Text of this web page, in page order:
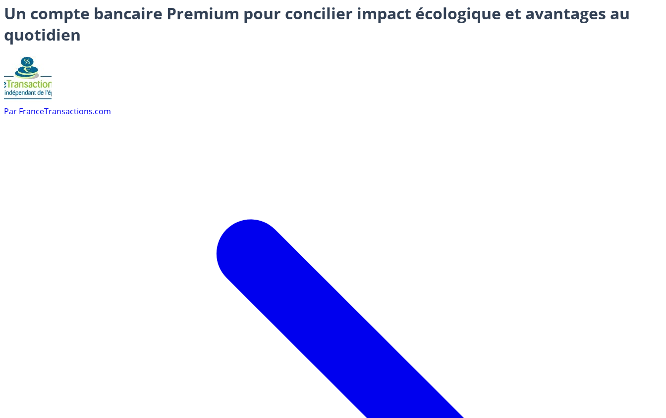
Un compte bancaire Premium pour concilier impact écologique et avantages au
quotidien
Par FranceTransactions.com